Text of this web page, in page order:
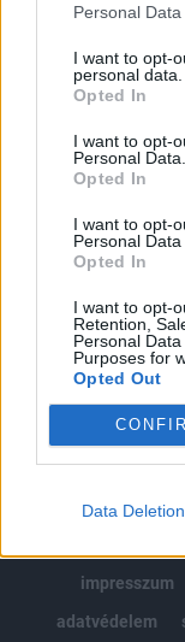
Personal
I want to opt-
personal data.
Opted In
I want to opt-
Personal Data.
Opted In
I want to opt-
Personal Data
Opted In
I want to opt-
Retention,
Personal
Purposes for
Opted Out
Data Deletion
A keresett cikk
regisztrációhoz
Portfolio.hu
Kötéslisták:
MÁR
impresszum
adatvédelem